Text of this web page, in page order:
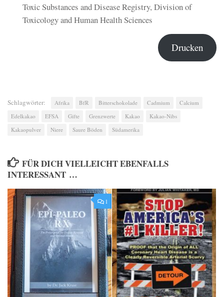
Toxic Substances and Disease Registry, Division of
Toxicology and Human Health Sciences
Drucken
Schlagwörter: Afrika BfR Bitterschokolade Cadmium
Calcium
Edelkakao
EFSA Gifte Grenzwerte Kakao
Kakao-Nibs
Kakaopulver
Niere Saure Böden Südamerika
FÜR DICH VIELLEICHT EBENFALLS
INTERESSANT …
1